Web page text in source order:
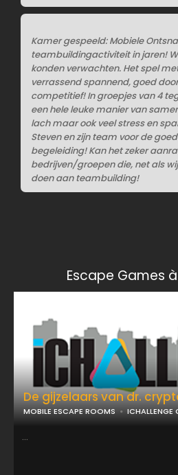
Kamer gespeeld: Mobiele
teambuildingactiviteit in jaren!
konden verwachten. Het spel
verrassend spannend, goed
competitief! In groepjes van 4
een hele leuke manier van
lach maar ook veel stress en
Steven en zijn team voor de
begeleiding! Kan het zeker
bedrijven/groepen die, net als
doen aan teambuilding!
Escape Games
De gijzelaars van dr.
MOBILE ESCAPE ROOMS ICHALLENGE
...